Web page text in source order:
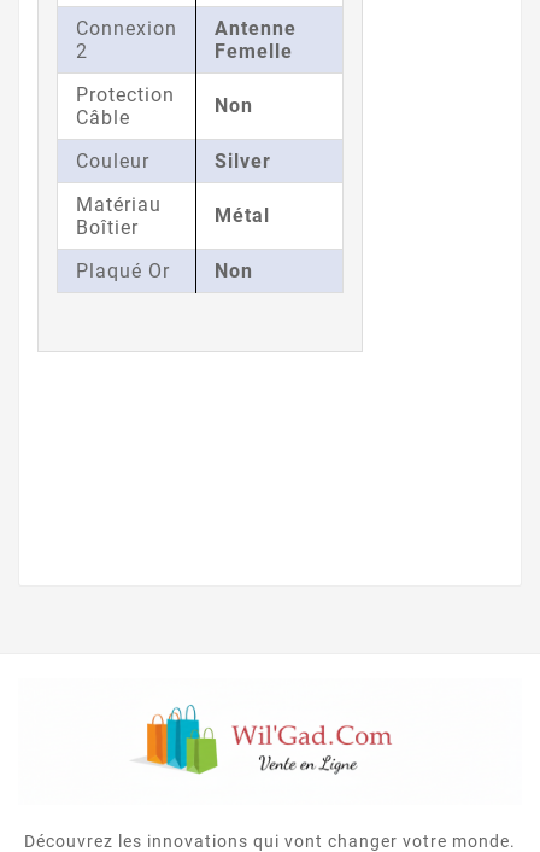
Connexion
2
Antenne
Femelle
Protection
Câble
Non
Couleur
Silver
Matériau
Boîtier
Métal
Plaqué Or Non
Découvrez les innovations qui vont changer votre monde.